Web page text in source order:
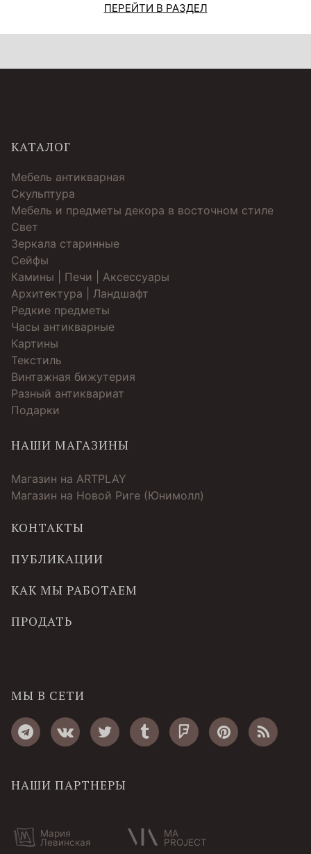
ПЕРЕЙТИ В РАЗДЕЛ
КАТАЛОГ
Мебель антикварная
Скульптура
Мебель и предметы декора в восточном стиле
Свет
Зеркала старинные
Cейфы
Камины | Печи | Аксессуары
Архитектура | Ландшафт
Редкие предметы
Часы антикварные
Картины
Текстиль
Винтажная бижутерия
Разный антиквариат
Подарки
НАШИ МАГАЗИНЫ
Магазин на ARTPLAY
Магазин на Новой Риге (Юнимолл)
КОНТАКТЫ
ПУБЛИКАЦИИ
КАК МЫ РАБОТАЕМ
ПРОДАТЬ
МЫ В СЕТИ
НАШИ ПАРТНЕРЫ
Мария
Левинская
MA
PROJECT